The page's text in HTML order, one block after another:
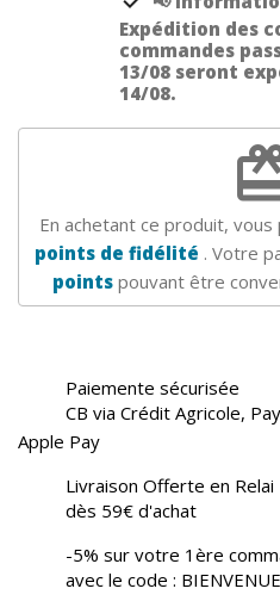
Expédition des
commandes
13/08 seront
14/08.
En achetant ce produit, vous
points de fidélité . Votre
pointspouvant être
Paiemente sécurisée
CB via Crédit Agricole,
Apple Pay
Livraison Offerte en Relai
dès 59€ d'achat
-5% sur votre 1ère
avec le code : BIENVENUE